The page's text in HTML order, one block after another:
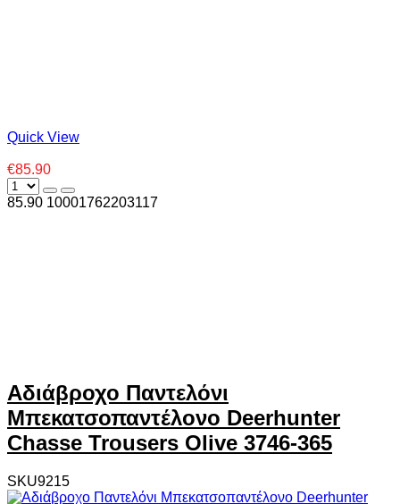
Quick View
€85.90
85.90 10001762203117
Αδιάβροχο Παντελόνι
Μπεκατσοπαντέλονο Deerhunter
Chasse Trousers Olive 3746-365
SKU9215